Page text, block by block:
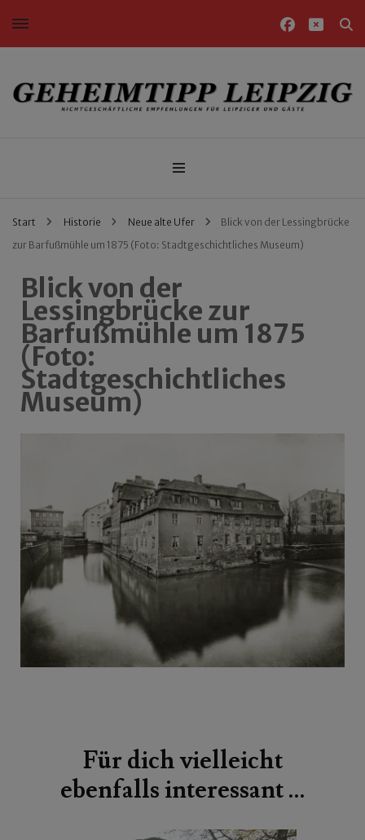
Nichtgeschäftliche Empfehlungen für Leipziger und Gäste
Start Historie Neue alte Ufer
Blick von der Lessingbrücke
zur Barfußmühle um 1875 (Foto: Stadtgeschichtliches Museum)
Blick von der
Lessingbrücke zur
Barfußmühle um 1875
(Foto:
Stadtgeschichtliches
Museum)
Für dich vielleicht
ebenfalls interessant …